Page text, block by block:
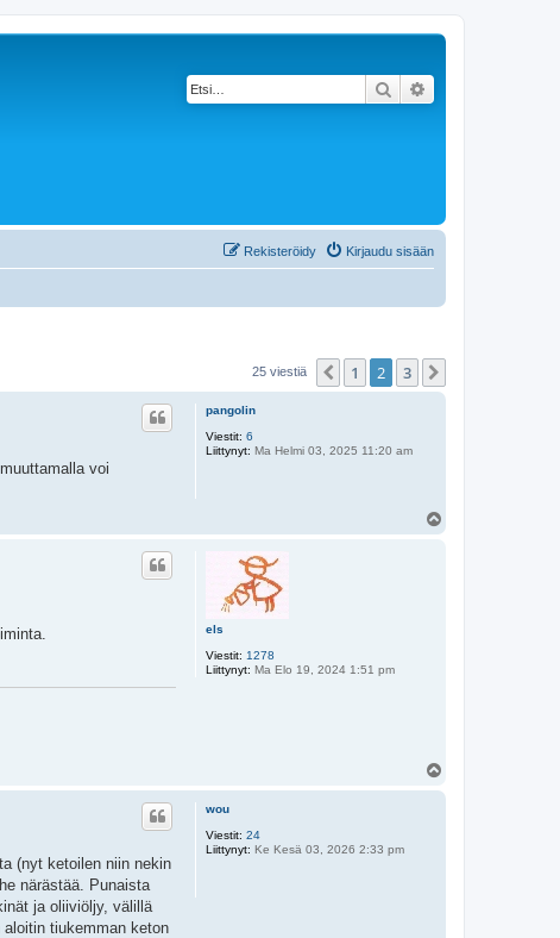
Etsi
Kirjaudu sisään
Rekisteröidy
25 viestiä Edellinen
1 2 3
pangolin
Viestit: 6
Liittynyt: Ma Helmi 03, 2025 11:20 am
voi
els
Viestit: 1278
Liittynyt: Ma Elo 19, 2024 1:51 pm
wou
Viestit: 24
Liittynyt: Ke Kesä 03, 2026 2:33 pm
(nyt ketoilen niin nekin
närästää. Punaista
ja oliiviöljy, välillä
tiukemman keton